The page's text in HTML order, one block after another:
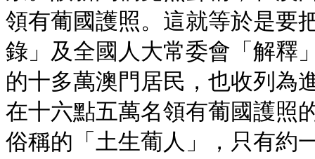
領有葡國護照。這就等於是要
錄」及全國人大常委會「解釋
的十多萬澳門居民，也收列為
在十六點五萬名領有葡國護照
俗稱的「土生葡人」，只有約